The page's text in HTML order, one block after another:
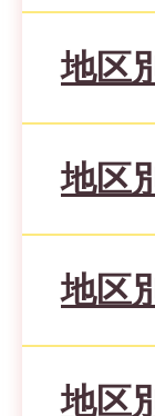
地区
地区
地区
地区